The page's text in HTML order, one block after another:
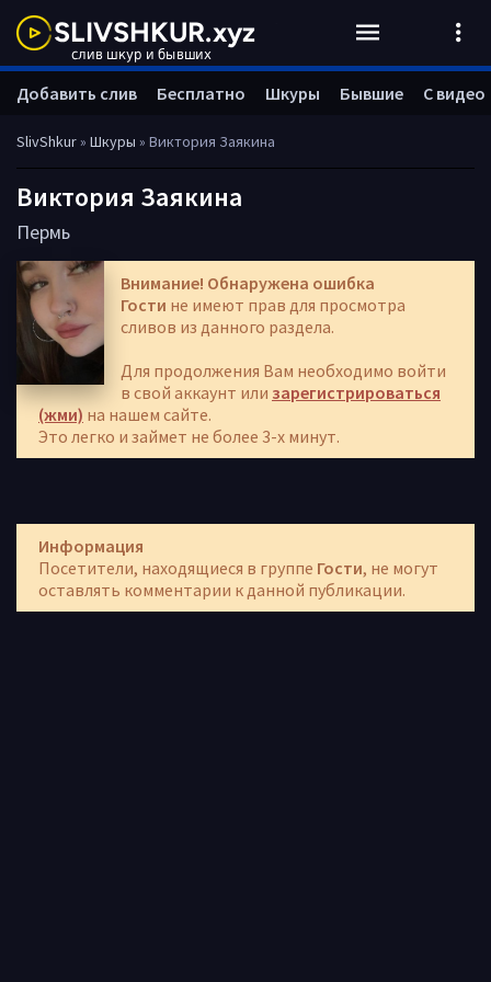
SlivShkur» Шкуры » Виктория Заякина
Виктория Заякина
Пермь
Внимание! Обнаружена ошибка
Гости не имеют прав для просмотра
сливов из данного раздела.
Для продолжения Вам необходимо войти
в свой аккаунт или зарегистрироваться
(жми) на нашем сайте.
Это легко и займет не более 3-х минут.
Информация
Посетители, находящиеся в группе Гости, не могут
оставлять комментарии к данной публикации.
Добавить слив Бесплатно Шкуры Бывшие С видео